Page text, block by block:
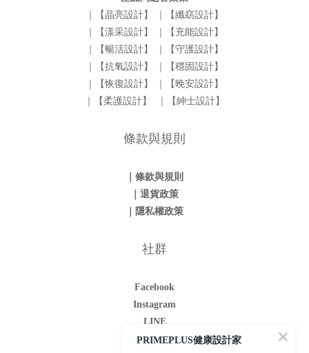
｜【晶亮設計】
｜【纖窈設計】
｜【漾采設計】
｜【充能設計】
｜【暢活設計】
｜【守護設計】
｜【抗氧設計】
｜【穩固設計】
｜【恢復設計】
｜【晚安設計】
｜【柔護設計】
｜【紳士設計】
條款與規則
｜條款與規則
｜退貨政策
｜隱私權政策
社群
Facebook
Instagram
LINE
Youtube
PRIMEPLUS健康設計家